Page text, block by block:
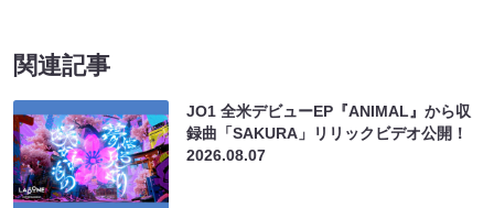
関連記事
JO1 全米デビューEP『ANIMAL』から収
録曲「SAKURA」リリックビデオ公開！
2026.08.07